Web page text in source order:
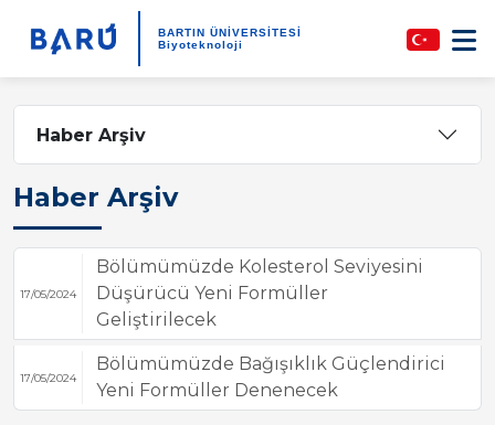
BARTIN ÜNİVERSİTESİ
Biyoteknoloji
Haber Arşiv
Haber Arşiv
17/05/2024
Bölümümüzde Kolesterol Seviyesini
Düşürücü Yeni Formüller
Geliştirilecek
17/05/2024
Bölümümüzde Bağışıklık Güçlendirici
Yeni Formüller Denenecek